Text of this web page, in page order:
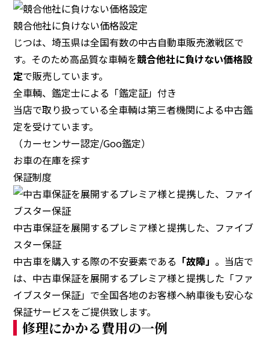
競合他社に負けない価格設定
じつは、埼玉県は全国有数の中古自動車販売激戦区で
す。そのため高品質な車輌を競合他社に負けない価格設
定で販売しています。
全車輌、鑑定士による 「鑑定証」付き
当店で取り扱っている全車輌は第三者機関による中古鑑
定を受けています。
（カーセンサー認定/Goo鑑定）
お車の在庫を探す
保証制度
中古車保証を展開するプレミア様と提携した、ファイブ
スター保証
中古車を購入する際の不安要素である 「故障」 。当店で
は、中古車保証を展開するプレミア様と提携した「ファ
イブスター保証」で全国各地のお客様へ納車後も安心な
保証サービスをご提供致します。
修理にかかる費用の一例